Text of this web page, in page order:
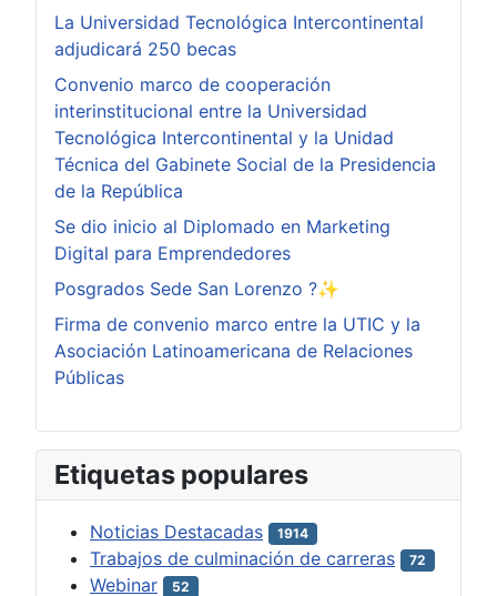
La Universidad Tecnológica Intercontinental
adjudicará 250 becas
Convenio marco de cooperación
interinstitucional entre la Universidad
Tecnológica Intercontinental y la Unidad
Técnica del Gabinete Social de la Presidencia
de la República
Se dio inicio al Diplomado en Marketing
Digital para Emprendedores
Posgrados Sede San Lorenzo ?✨
Firma de convenio marco entre la UTIC y la
Asociación Latinoamericana de Relaciones
Públicas
Etiquetas populares
Noticias Destacadas 1914
Trabajos de culminación de carreras 72
Webinar 52